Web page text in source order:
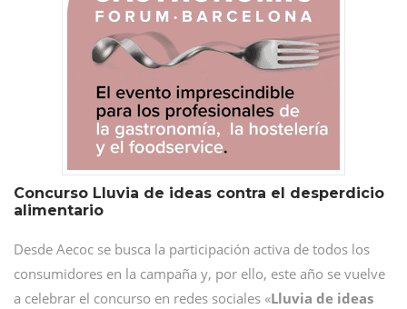
Concurso Lluvia de ideas contra el desperdicio
alimentario
Desde Aecoc se busca la participación activa de todos los
consumidores en la campaña y, por ello, este año se vuelve
a celebrar el concurso en redes sociales «Lluvia de ideas